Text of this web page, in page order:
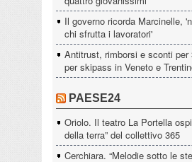
Il governo ricorda Marcinelle,
chi sfrutta i lavoratori'
Antitrust, rimborsi e sconti per
per skipass in Veneto e
PAESE24
Oriolo. Il teatro La Portella
della terra” del collettivo 365
Cerchiara. “Melodie sotto le